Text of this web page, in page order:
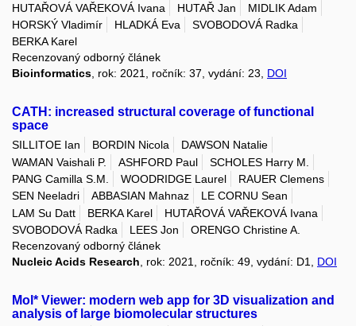
HUTAŘOVÁ VAŘEKOVÁ Ivana HUTAŘ Jan
MIDLIK Adam
HORSKÝ Vladimír
HLADKÁ Eva
SVOBODOVÁ Radka
BERKA Karel
Recenzovaný odborný článek
Bioinformatics , rok: 2021, ročník: 37, vydání: 23, DOI
CATH: increased structural coverage of functional
space
SILLITOE Ian BORDIN Nicola
DAWSON Natalie
WAMAN Vaishali P.
ASHFORD Paul
SCHOLES Harry M.
PANG Camilla S.M.
WOODRIDGE Laurel
RAUER Clemens
SEN Neeladri
ABBASIAN Mahnaz
LE CORNU Sean
LAM Su Datt
BERKA Karel
HUTAŘOVÁ VAŘEKOVÁ Ivana
SVOBODOVÁ Radka
LEES Jon
ORENGO Christine A.
Recenzovaný odborný článek
Nucleic Acids Research , rok: 2021, ročník: 49, vydání: D1, DOI
Mol* Viewer: modern web app for 3D visualization and
analysis of large biomolecular structures